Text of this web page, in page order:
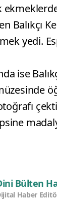
Balıkçı
yedi.
ise
Bülten
Haber